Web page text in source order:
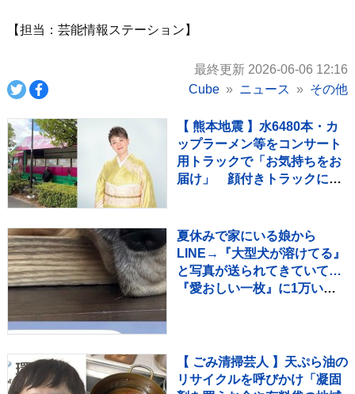
【担当：芸能情報ステーション】
最終更新 2026-06-06 12:16
Cube
ニュース その他
【 熊本地震 】水6480本・カ
ップラーメン等をコンサート
用トラックで「お気持ちをお
届け」 顔付きトラックにた
夏休みで家にいる娘から
LINE→『大型犬が溶けてる』
と写真が送られてきていて…
『愛おしい一枚』に1万いい
【 ごみ清掃芸人 】天ぷら油の
リサイクルを呼びかけ「凝固